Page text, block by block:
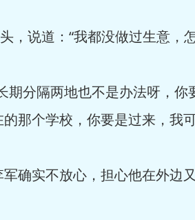
，说道：“我都没做过生意，
期分隔两地也不是办法呀，
那个学校，你要是过来，我
确实不放心，担心他在外边